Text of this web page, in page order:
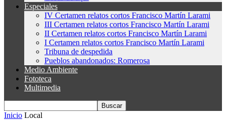
Especiales
IV Certamen relatos cortos Francisco Martín Larami
III Certamen relatos cortos Francisco Martín Larami
II Certamen relatos cortos Francisco Martín Larami
I Certamen relatos cortos Francisco Martín Larami
Tribuna de despedida
Pueblos abandonados: Romerosa
Medio Ambiente
Fototeca
Multimedia
Inicio Local